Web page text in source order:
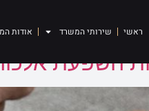
ראשי שירותי המשרד אודות
השפעת